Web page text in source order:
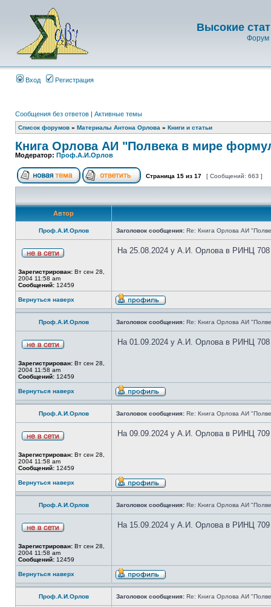
Высокие
Форум
Вход Регистрация
Сообщения без ответов | Активные темы
Список форумов » Материалы Антона Орлова » Книги и статьи
Книга Орлова АИ "Полвека в мире
Модератор: Проф.А.И.Орлов
Страница 15 из 17 [ Сообщений: 663 ]
Автор
Проф.А.И.Орлов Заголовок сообщения: Re: Книга Орлова АИ
Зарегистрирован: Вт сен 28,
2004 11:58 am
Сообщений: 12459
На 25.08.2024 у А.И. Орлова в РИНЦ 708
Вернуться наверх
Проф.А.И.Орлов Заголовок сообщения: Re: Книга Орлова АИ
Зарегистрирован: Вт сен 28,
2004 11:58 am
Сообщений: 12459
На 01.09.2024 у А.И. Орлова в РИНЦ 708
Вернуться наверх
Проф.А.И.Орлов Заголовок сообщения: Re: Книга Орлова АИ
Зарегистрирован: Вт сен 28,
2004 11:58 am
Сообщений: 12459
На 09.09.2024 у А.И. Орлова в РИНЦ 709
Вернуться наверх
Проф.А.И.Орлов Заголовок сообщения: Re: Книга Орлова АИ
Зарегистрирован: Вт сен 28,
2004 11:58 am
Сообщений: 12459
На 15.09.2024 у А.И. Орлова в РИНЦ 709
Вернуться наверх
Проф.А.И.Орлов Заголовок сообщения: Re: Книга Орлова АИ